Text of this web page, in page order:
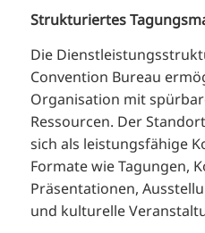
Strukturiertes
Die
Convention Bureau
Organisation mit
Ressourcen. Der
sich als leistungsfähige
Formate wie Tagungen,
Präsentationen,
und kulturelle